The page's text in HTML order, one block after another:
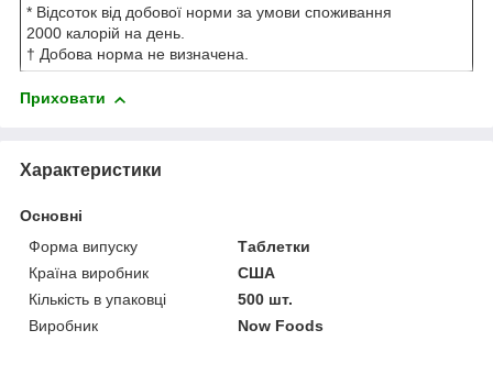
* Відсоток від добової норми за умови споживання
2000 калорій на день.
† Добова норма не визначена.
Приховати
Характеристики
Основні
Форма випуску
Таблетки
Країна виробник
США
Кількість в упаковці
500 шт.
Виробник
Now Foods